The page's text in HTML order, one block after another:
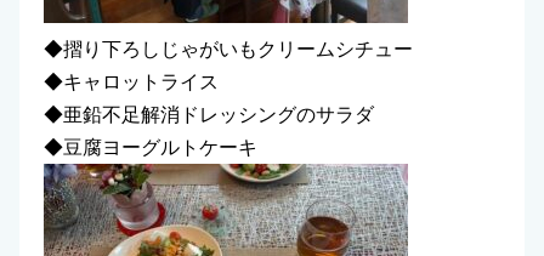
◆摺り下ろしじゃがいもクリームシチュー
◆キャロットライス
◆亜鉛不足解消ドレッシングのサラダ
◆豆腐ヨーグルトケーキ